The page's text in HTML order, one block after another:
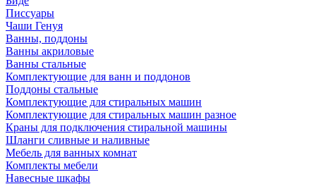
Писсуары
Чаши Генуя
Ванны, поддоны
Ванны акриловые
Ванны стальные
Комплектующие для ванн и поддонов
Поддоны стальные
Комплектующие для стиральных машин
Комплектующие для стиральных машин разное
Краны для подключения стиральной машины
Шланги сливные и наливные
Мебель для ванных комнат
Комплекты мебели
Навесные шкафы